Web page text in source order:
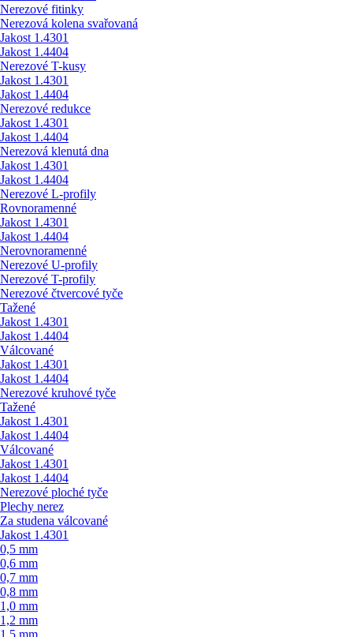
Nerezové fitinky
Nerezová kolena svařovaná
Jakost 1.4301
Jakost 1.4404
Nerezové T-kusy
Jakost 1.4301
Jakost 1.4404
Nerezové redukce
Jakost 1.4301
Jakost 1.4404
Nerezová klenutá dna
Jakost 1.4301
Jakost 1.4404
Nerezové L-profily
Rovnoramenné
Jakost 1.4301
Jakost 1.4404
Nerovnoramenné
Nerezové U-profily
Nerezové T-profily
Nerezové čtvercové tyče
Tažené
Jakost 1.4301
Jakost 1.4404
Válcované
Jakost 1.4301
Jakost 1.4404
Nerezové kruhové tyče
Tažené
Jakost 1.4301
Jakost 1.4404
Válcované
Jakost 1.4301
Jakost 1.4404
Nerezové ploché tyče
Plechy nerez
Za studena válcované
Jakost 1.4301
0,5 mm
0,6 mm
0,7 mm
0,8 mm
1,0 mm
1,2 mm
1,5 mm